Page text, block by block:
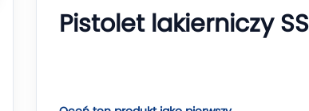
Pistolet lakierniczy